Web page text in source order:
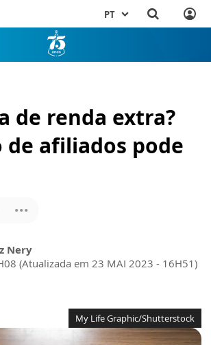
PT
de renda extra?
de afiliados pode
Nery
(Atualizada em 23 MAI 2023 - 16H51)
My Life Graphic/Shutterstock